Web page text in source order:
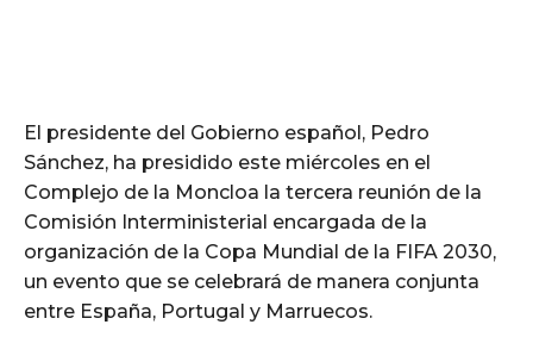
El presidente del Gobierno español, Pedro
Sánchez, ha presidido este miércoles en el
Complejo de la Moncloa la tercera reunión de la
Comisión Interministerial encargada de la
organización de la Copa Mundial de la FIFA 2030,
un evento que se celebrará de manera conjunta
entre España, Portugal y Marruecos.